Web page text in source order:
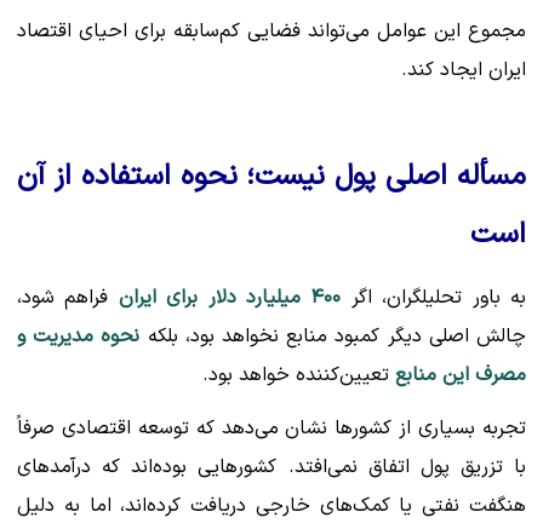
مجموع این عوامل می‌تواند فضایی کم‌سابقه برای احیای اقتصاد
ایران ایجاد کند.
مسأله اصلی پول نیست؛ نحوه استفاده از آن
است
به باور تحلیلگران، اگر ۴۰۰ میلیارد دلار برای ایران
فراهم شود،
چالش اصلی دیگر کمبود منابع نخواهد بود، بلکه نحوه مدیریت و
مصرف این منابع تعیین‌کننده خواهد بود.
تجربه بسیاری از کشورها نشان می‌دهد که توسعه اقتصادی صرفاً
با تزریق پول اتفاق نمی‌افتد. کشورهایی بوده‌اند که درآمدهای
هنگفت نفتی یا کمک‌های خارجی دریافت کرده‌اند، اما به دلیل